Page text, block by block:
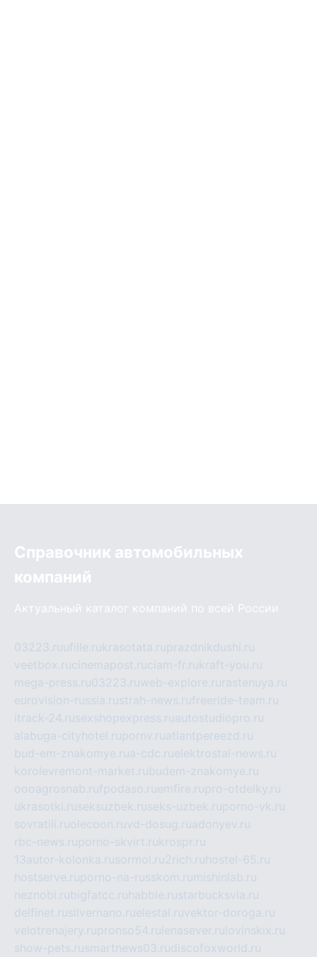
Справочник автомобильных
компаний
Актуальный каталог компаний по всей России
03223.ruufille.rukrasotata.ruprazdnikdushi.ru
veetbox.rucinemapost.ruciam-fr.rukraft-you.ru
mega-press.ru03223.ruweb-explore.ru rastenuya.ru
eurovision-russia.rustrah-news.rufreeride-team.ru
itrack-24.rusexshopexpress.ruautostudiopro.ru
alabuga-cityhotel.rupornv.ruatlantpereezd.ru
bud-em-znakomye.rua-cdc.ruelektrostal-news.ru
korolevremont-market.rubudem-znakomye.ru
oooagrosnab.rufpodaso.ruemfire.rupro-otdelky.ru
ukrasotki.ruseksuzbek.ruseks-uzbek.ruporno-vk.ru
sovratili.ruolecoon.ruvd-dosug.ruadonyev.ru
rbc-news.ruporno-skvirt.rukrospr.ru
13autor-kolonka.rusormol.ru2rich.ru hostel-65.ru
hostserve.ruporno-na-russkom.ru mishinlab.ru
neznobi.rubigfatcc.ru habble.rustarbucksvia.ru
delfinet.rusilvernano.ruelestal.ruvektor-doroga.ru
velotrenajery.rupronso54.ru lenasever.ru lovinskix.ru
show-pets.rusmartnews03.rudiscofoxworld.ru